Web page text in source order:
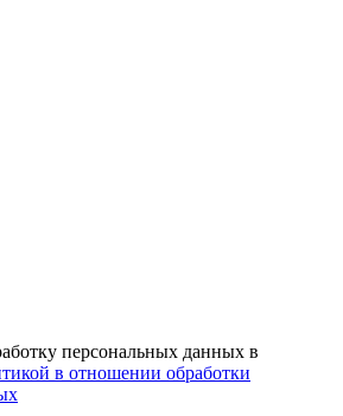
персональных данных в
в отношении обработки